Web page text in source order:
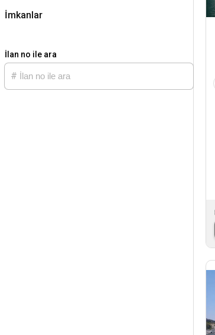
İmkanlar
İlan no ile ara